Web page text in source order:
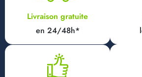
Livraison gratuite
en 24/48h*